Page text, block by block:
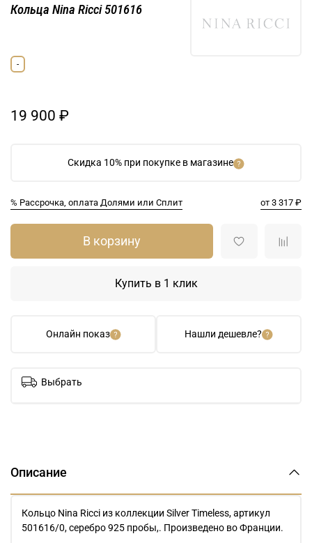
Скидка 10% при покупке в магазине
% Рассрочка, оплата Долями или Сплит от 3 317 ₽
Кольца Nina Ricci 501616
-
19 900 ₽
Онлайн показ Нашли дешевле?
В корзину
Купить в 1 клик
Выбрать
Описание
Кольцо Nina Ricci из коллекции Silver Timeless, артикул
501616/0, серебро 925 пробы,. Произведено во Франции.